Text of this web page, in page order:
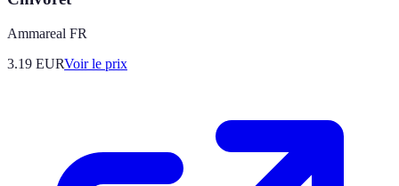
Ammareal FR
3.19 EURVoir le prix